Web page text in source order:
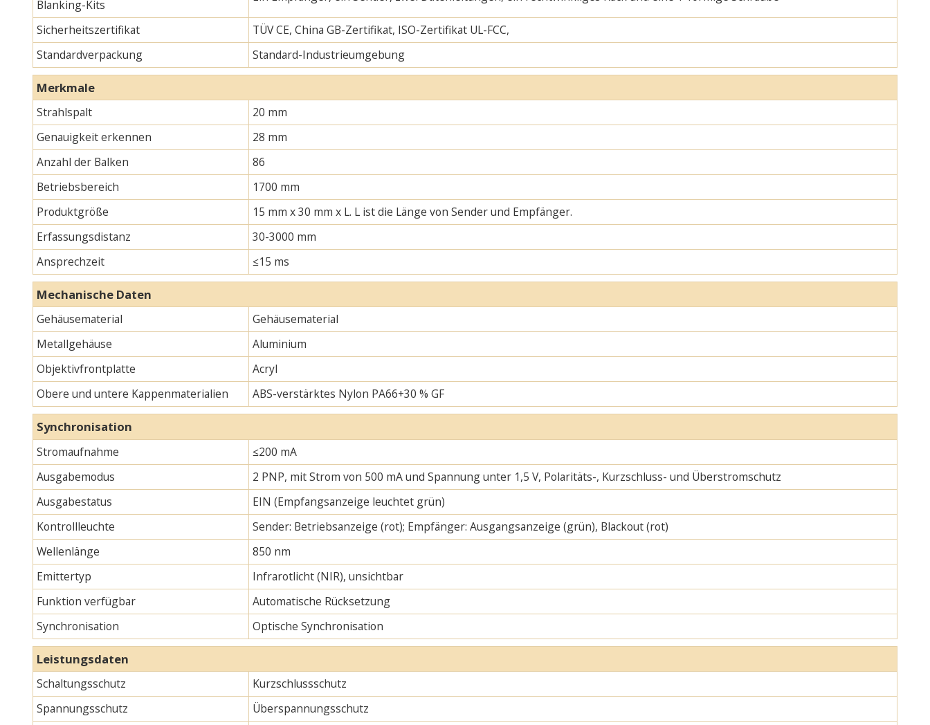
Blanking-Kits
Sicherheitszertifikat
TÜV CE, China GB-Zertifikat, ISO-Zertifikat UL-FCC,
Standardverpackung
Standard-Industrieumgebung
Merkmale
Strahlspalt
20 mm
Genauigkeit erkennen
28 mm
Anzahl der Balken
86
Betriebsbereich
1700 mm
Produktgröße
15 mm x 30 mm x L. L ist die Länge von Sender und Empfänger.
Erfassungsdistanz
30-3000 mm
Ansprechzeit
≤15 ms
Mechanische Daten
Gehäusematerial
Gehäusematerial
Metallgehäuse
Aluminium
Objektivfrontplatte
Acryl
Obere und untere Kappenmaterialien
ABS-verstärktes Nylon PA66+30 % GF
Synchronisation
Stromaufnahme
≤200 mA
Ausgabemodus
2 PNP, mit Strom von 500 mA und Spannung unter 1,5 V, Polaritäts-, Kurzschluss- und Überstromschutz
Ausgabestatus
EIN (Empfangsanzeige leuchtet grün)
Kontrollleuchte
Sender: Betriebsanzeige (rot); Empfänger: Ausgangsanzeige (grün), Blackout (rot)
Wellenlänge
850 nm
Emittertyp
Infrarotlicht (NIR), unsichtbar
Funktion verfügbar
Automatische Rücksetzung
Synchronisation
Optische Synchronisation
Leistungsdaten
Schaltungsschutz
Kurzschlussschutz
Spannungsschutz
Überspannungsschutz